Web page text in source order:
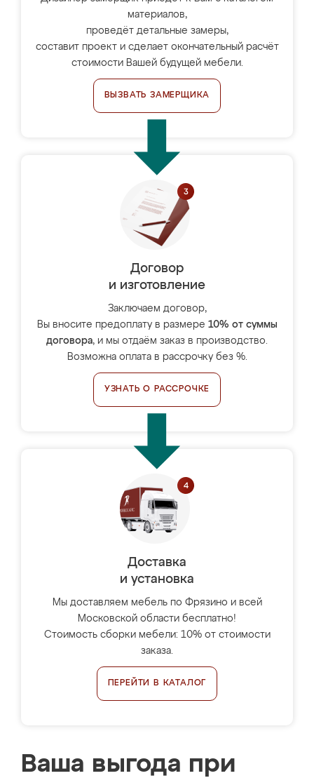
материалов,
проведёт детальные замеры,
составит проект и сделает окончательный расчёт
стоимости Вашей будущей мебели.
ВЫЗВАТЬ ЗАМЕРЩИКА
Договор
и изготовление
Заключаем договор,
Вы вносите предоплату в размере 10% от суммы
договора, и мы отдаём заказ в производство.
Возможна оплата в рассрочку без %.
УЗНАТЬ О РАССРОЧКЕ
Доставка
и установка
Мы доставляем мебель по Фрязино и всей
Московской области бесплатно!
Стоимость сборки мебели: 10% от стоимости
заказа.
ПЕРЕЙТИ В КАТАЛОГ
Ваша выгода при